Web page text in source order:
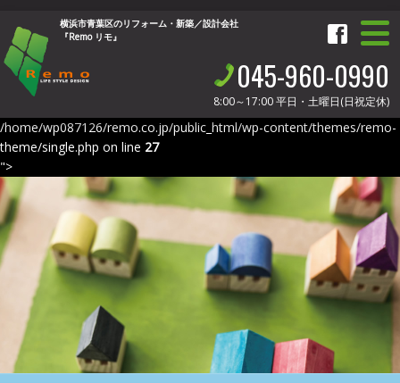
横浜市青葉区のリフォーム・新築／設計会社
『Remo リモ』
045-960-0990
8:00～17:00平日・土曜日(日祝定休)
/home/wp087126/remo.co.jp/public_html/wp-content/themes/remo-
theme/single.php on line 27
">